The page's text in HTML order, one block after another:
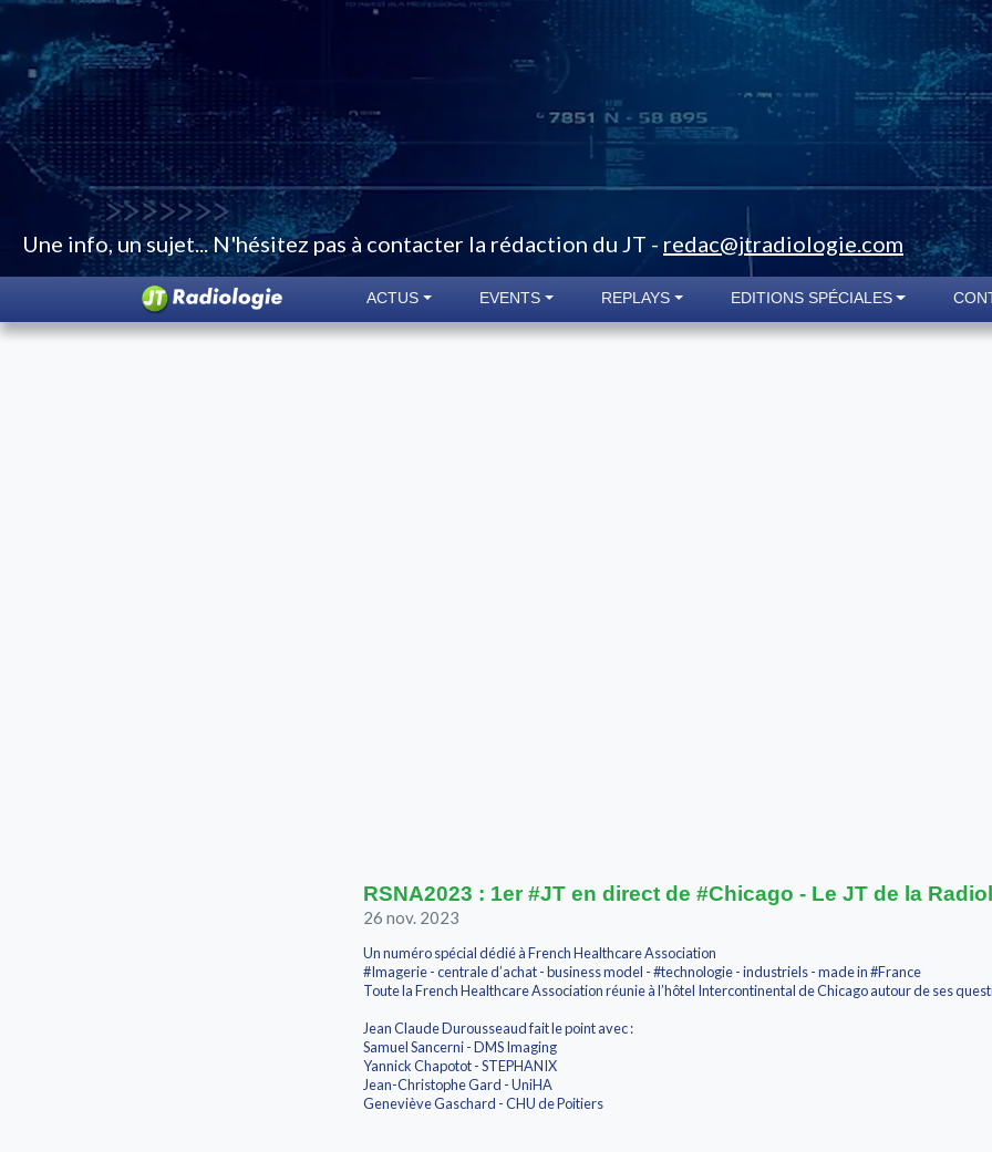
Une info, un sujet... N'hésitez pas à contacter la rédaction du JT - redac@jtradiologie.com
ACTUS EVENTS REPLAYS EDITIONS SPÉCIALES
RSNA2023 : 1er #JT en direct de #Chicago - Le JT de la
26 nov. 2023
Un numéro spécial dédié à French Healthcare Association
#Imagerie - centrale d’achat - business model - #technologie - industriels - made in #France
Toute la French Healthcare Association réunie à l’hôtel Intercontinental de Chicago autour de ses
Jean Claude Durousseaud fait le point avec :
Samuel Sancerni - DMS Imaging
Yannick Chapotot - STEPHANIX
Jean-Christophe Gard - UniHA
Geneviève Gaschard - CHU de Poitiers